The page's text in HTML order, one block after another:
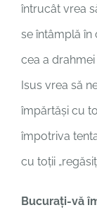
întrucât vrea
se întâmplă
cea a
Isus vrea să
împărtăși cu
împotriva
cu toții
Bucuraţi-vă